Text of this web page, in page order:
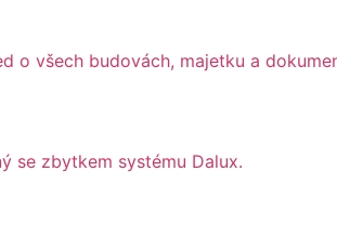
o všech budovách, majetku a
se zbytkem systému Dalux.